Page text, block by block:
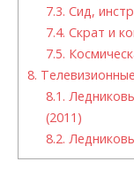
7.3. Сид,
7.4. Скрат и
7.5.
8.
8.1.
(2011)
8.2.